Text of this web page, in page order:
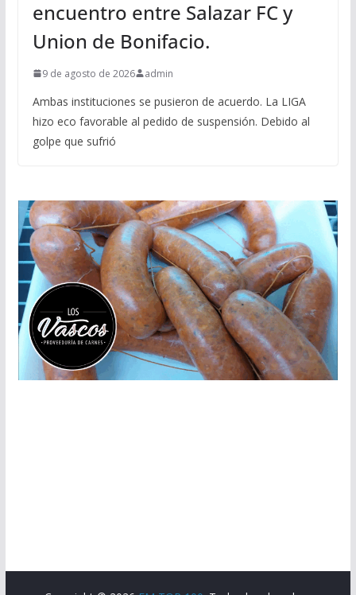
encuentro entre Salazar FC y
Union de Bonifacio.
9 de agosto de 2026 admin
Ambas instituciones se pusieron de acuerdo. La LIGA
hizo eco favorable al pedido de suspensión. Debido al
golpe que sufrió